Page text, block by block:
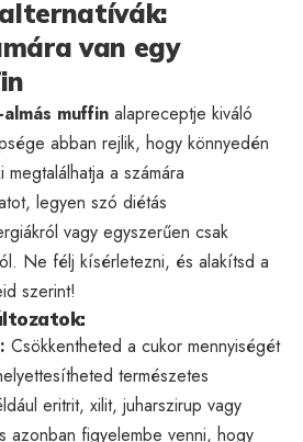
van egy
muffin alapreceptje kiváló
abban rejlik, hogy könnyedén
a számára
legyen szó diétás
vagy egyszerűen csak
Ne félj kísérletezni, és alakítsd a
szerint!
Csökkentheted a cukor mennyiségét
természetes
eritrit, xilit, juharszirup vagy
azonban figyelembe venni, hogy